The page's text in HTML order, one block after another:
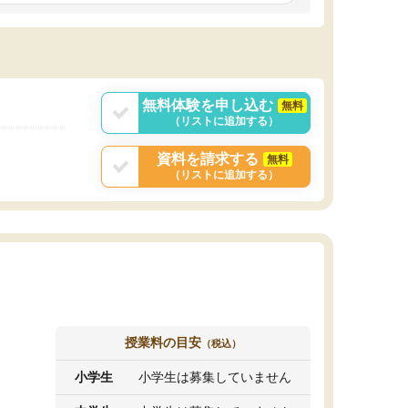
あれば自学自習で
からず辞めること
と感じました。
無料体験を申し込む
無料
（リストに追加する）
資料を請求する
無料
（リストに追加する）
授業料の目安 （税込）
小学生 小学生は募集していません